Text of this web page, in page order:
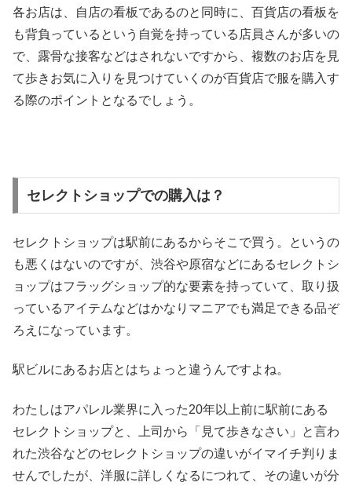
各お店は、自店の看板であるのと同時に、百貨店の看板を
も背負っているという自覚を持っている店員さんが多いの
で、露骨な接客などはされないですから、複数のお店を見
て歩きお気に入りを見つけていくのが百貨店で服を購入す
る際のポイントとなるでしょう。
セレクトショップでの購入は？
セレクトショップは駅前にあるからそこで買う。というの
も悪くはないのですが、渋谷や原宿などにあるセレクトシ
ョップはフラッグショップ的な要素を持っていて、取り扱
っているアイテムなどはかなりマニアでも満足できる品ぞ
ろえになっています。
駅ビルにあるお店とはちょっと違うんですよね。
わたしはアパレル業界に入った20年以上前に駅前にある
セレクトショップと、上司から「見て歩きなさい」と言わ
れた渋谷などのセレクトショップの違いがイマイチ判りま
せんでしたが、洋服に詳しくなるにつれて、その違いが分